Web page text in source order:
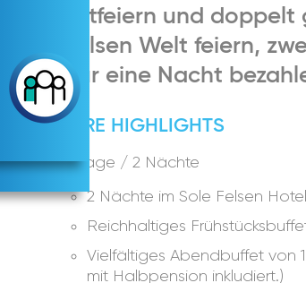
Mitfeiern und
Felsen Welt feiern,
nur eine Nacht
IHRE HIGHLIGHTS
3 Tage / 2 Nächte
2 Nächte im Sole Felsen
Reichhaltiges
Vielfältiges Abendbuffet von
mit Halbpension inkludiert.)